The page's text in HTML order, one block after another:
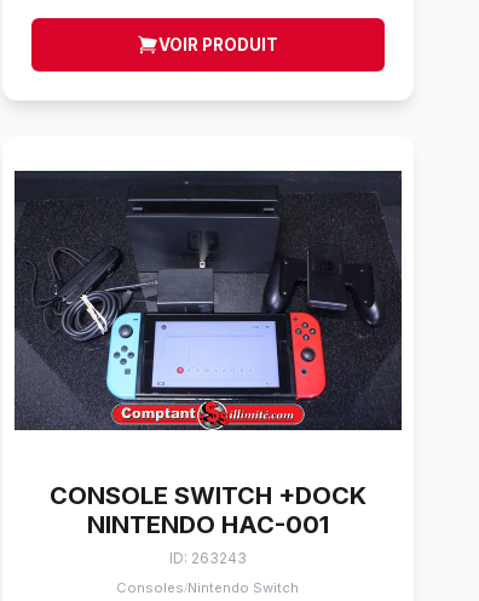
VOIR PRODUIT
CONSOLE SWITCH +DOCK
NINTENDO HAC-001
ID: 263243
Consoles/Nintendo Switch